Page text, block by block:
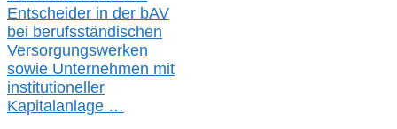
Entscheider in der bAV
bei berufsständischen
Versorgungswerken
sowie Unternehmen mit
institutioneller
Kapitalanlage …